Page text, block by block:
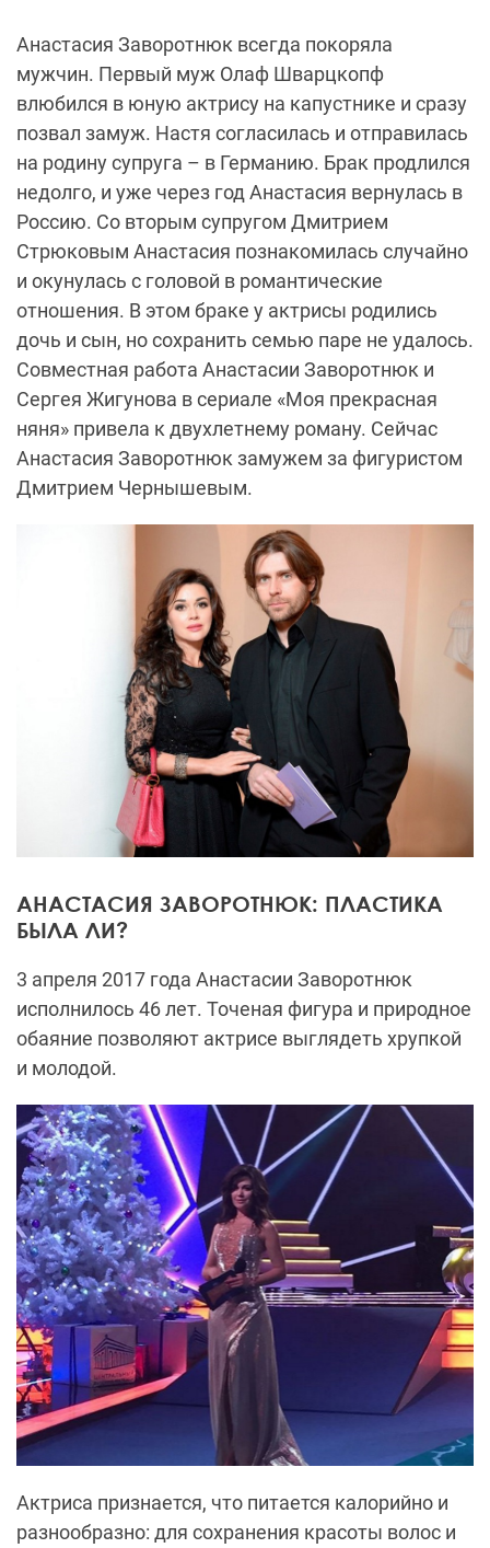
Анастасия Заворотнюк всегда покоряла
мужчин. Первый муж Олаф Шварцкопф
влюбился в юную актрису на капустнике и сразу
позвал замуж. Настя согласилась и отправилась
на родину супруга – в Германию. Брак продлился
недолго, и уже через год Анастасия вернулась в
Россию. Со вторым супругом Дмитрием
Стрюковым Анастасия познакомилась случайно
и окунулась с головой в романтические
отношения. В этом браке у актрисы родились
дочь и сын, но сохранить семью паре не удалось.
Совместная работа Анастасии Заворотнюк и
Сергея Жигунова в сериале «Моя прекрасная
няня» привела к двухлетнему роману. Сейчас
Анастасия Заворотнюк замужем за фигуристом
Дмитрием Чернышевым.
АНАСТАСИЯ ЗАВОРОТНЮК: ПЛАСТИКА
БЫЛА ЛИ?
3 апреля 2017 года Анастасии Заворотнюк
исполнилось 46 лет. Точеная фигура и природное
обаяние позволяют актрисе выглядеть хрупкой
и молодой.
Актриса признается, что питается калорийно и
разнообразно: для сохранения красоты волос и